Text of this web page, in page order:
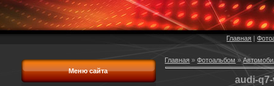
Главная |
Меню сайта
Главная »Фотоальбом »
audi-